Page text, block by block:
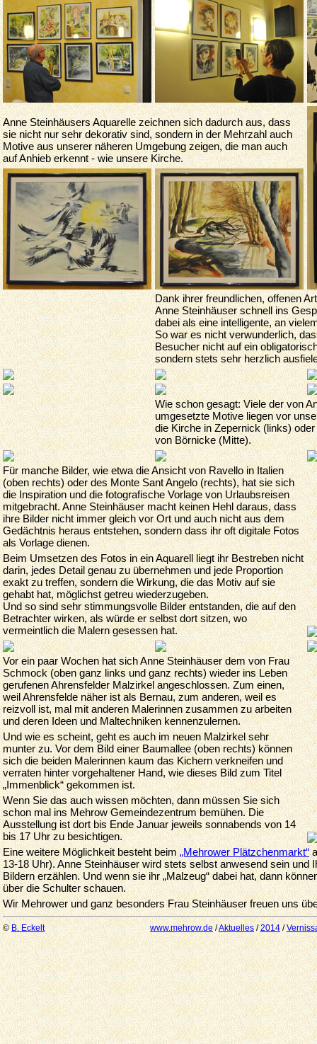
Anne Steinhäusers Aquarelle zeichnen sich dadurch aus, dass
sie nicht nur sehr dekorativ sind, sondern in der Mehrzahl auch
Motive aus unserer näheren Umgebung zeigen, die man auch
auf Anhieb erkennt - wie unsere Kirche.
Dank ihrer freundlichen, offenen
Anne Steinhäuser schnell ins
dabei als eine intelligente, an
So war es nicht verwunder­lich,
Besucher nicht auf ein
sondern stets sehr herzlich
Wie schon gesagt: Viele der von
umgesetzte Motive liegen vor
die Kirche in Zepernick (links)
von Börnicke (Mitte).
Für manche Bilder, wie etwa die Ansicht von Ravello in Italien
(oben rechts) oder des Monte Sant Angelo (rechts), hat sie sich
die Inspiration und die fotografische Vorlage von Urlaubsreisen
mitgebracht. Anne Steinhäuser macht keinen Hehl daraus, dass
ihre Bilder nicht immer gleich vor Ort und auch nicht aus dem
Gedächtnis heraus entstehen, sondern dass ihr oft digitale Fotos
als Vorlage dienen.
Beim Umsetzen des Fotos in ein Aquarell liegt ihr Bestreben nicht
darin, jedes Detail genau zu übernehmen und jede Proportion
exakt zu treffen, sondern die Wirkung, die das Motiv auf sie
gehabt hat, möglichst getreu wiederzugeben.
Und so sind sehr stimmungsvolle Bilder entstanden, die auf den
Betrachter wirken, als würde er selbst dort sitzen, wo
vermeintlich die Malern gesessen hat.
Vor ein paar Wochen hat sich Anne Steinhäuser dem von Frau
Schmock (oben ganz links und ganz rechts) wieder ins Leben
gerufenen Ahrensfelder Malzirkel angeschlossen. Zum einen,
weil Ahrensfelde näher ist als Bernau, zum anderen, weil es
reizvoll ist, mal mit anderen Malerinnen zusammen zu arbeiten
und deren Ideen und Maltechniken kennenzulernen.
Und wie es scheint, geht es auch im neuen Malzirkel sehr
munter zu. Vor dem Bild einer Baumallee (oben rechts) können
sich die beiden Malerinnen kaum das Kichern ver­kneifen und
verraten hinter vorgehaltener Hand, wie dieses Bild zum Titel
„Immenblick“ gekommen ist.
Wenn Sie das auch wissen möchten, dann müssen Sie sich
schon mal ins Mehrow Gemeindezentrum bemühen. Die
Ausstellung ist dort bis Ende Januar jeweils sonnabends von 14
bis 17 Uhr zu besichtigen.
Eine weitere Möglichkeit besteht beim„Mehrower Plätzchenmarkt“
13-18 Uhr). Anne Steinhäuser wird stets selbst anwesend sein und
Bildern erzählen. Und wenn sie ihr „Malzeug“ dabei hat, dann
über die Schulter schauen.
Wir Mehrower und ganz besonders Frau Steinhäuser freuen uns
© B. Eckelt www.mehrow.de /Aktuelles/2014 /